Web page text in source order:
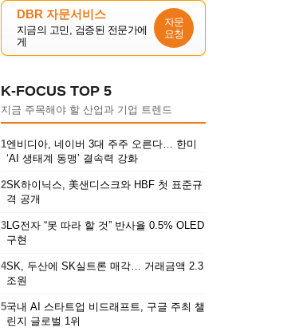
DBR 자문서비스
지금의 고민, 검증된 전문가에
게
자문
요청
K-FOCUS TOP 5
지금 주목해야 할 산업과 기업 트렌드
1엔비디아, 네이버 3대 주주 오른다… 한미
‘AI 생태계 동맹’ 결속력 강화
2SK하이닉스, 美샌디스크와 HBF 첫 표준규
격 공개
3LG전자 “못 따라 할 것” 반사율 0.5% OLED
구현
4SK, 두산에 SK실트론 매각… 거래금액 2.3
조원
5국내 AI 스타트업 비드래프트, 구글 주최 챌
린지 글로벌 1위